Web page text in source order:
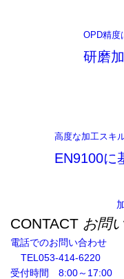
OPD精度
研磨
高度な加工スキ
EN9100に
CONTACT お問
電話でのお問い合わせ
TEL 053-414-6220
受付時間 8:00～17:00